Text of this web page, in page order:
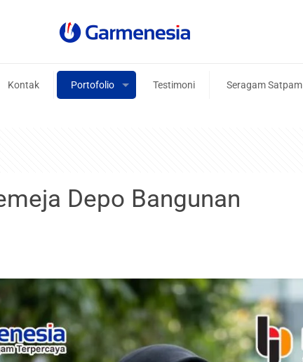
Kontak Portofolio Testimoni Seragam Satpam
Depo Bangunan